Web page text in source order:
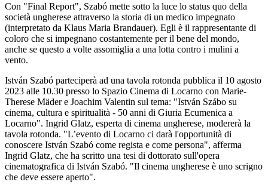
Con "Final Report", Szabó mette sotto la luce lo status quo della
società ungherese attraverso la storia di un medico impegnato
(interpretato da Klaus Maria Brandauer). Egli è il rappresentante di
coloro che si impegnano costantemente per il bene del mondo,
anche se questo a volte assomiglia a una lotta contro i mulini a
vento.
István Szabó parteciperà ad una tavola rotonda pubblica il 10 agosto
2023 alle 10.30 presso lo Spazio Cinema di Locarno con Marie-
Therese Mäder e Joachim Valentin sul tema: "István Szábo su
cinema, cultura e spiritualità - 50 anni di Giuria Ecumenica a
Locarno". Ingrid Glatz, esperta di cinema ungherese, modererà la
tavola rotonda. "L’evento di Locarno ci darà l'opportunità di
conoscere István Szabó come regista e come persona", afferma
Ingrid Glatz, che ha scritto una tesi di dottorato sull'opera
cinematografica di István Szabó. "Il cinema ungherese è uno scrigno
che deve essere aperto".